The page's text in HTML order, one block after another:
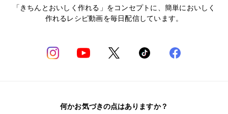
「きちんとおいしく作れる」をコンセプトに、簡単においしく
作れるレシピ動画を毎日配信しています。
何かお気づきの点はありますか？